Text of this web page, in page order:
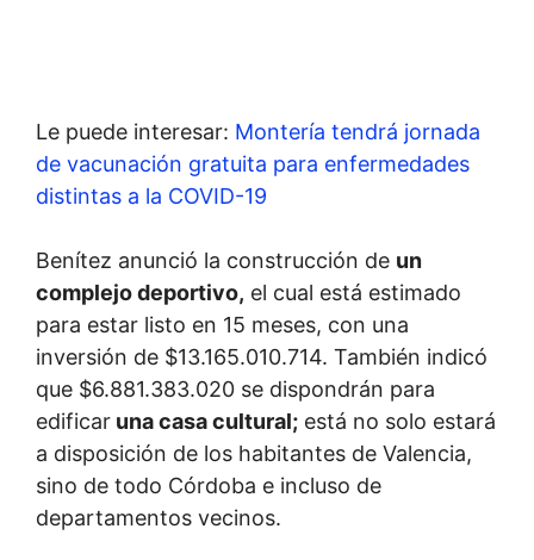
Le puede interesar: Montería tendrá jornada
de vacunación gratuita para enfermedades
distintas a la COVID-19
Benítez anunció la construcción de un
complejo deportivo, el cual está estimado
para estar listo en 15 meses, con una
inversión de $13.165.010.714. También indicó
que $6.881.383.020 se dispondrán para
edificar una casa cultural; está no solo estará
a disposición de los habitantes de Valencia,
sino de todo Córdoba e incluso de
departamentos vecinos.